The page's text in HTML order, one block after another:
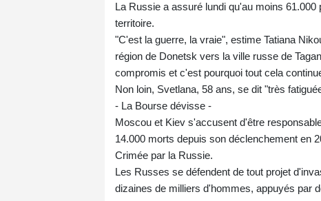
La Russie a assuré lundi qu'au moins
territoire.
"C'est la guerre, la vraie", estime Tatiana
région de Donetsk vers la ville russe de
compromis et c'est pourquoi tout cela
Non loin, Svetlana, 58 ans, se dit "très
- La Bourse dévisse -
Moscou et Kiev s'accusent d'être
14.000 morts depuis son déclenchement en
Crimée par la Russie.
Les Russes se défendent de tout projet
dizaines de milliers d'hommes, appuyés par